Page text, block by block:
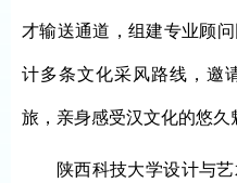
才输送通道，组建专业顾
计多条文化采风路线，邀
旅，亲身感受汉文化的悠久
陕西科技大学设计与